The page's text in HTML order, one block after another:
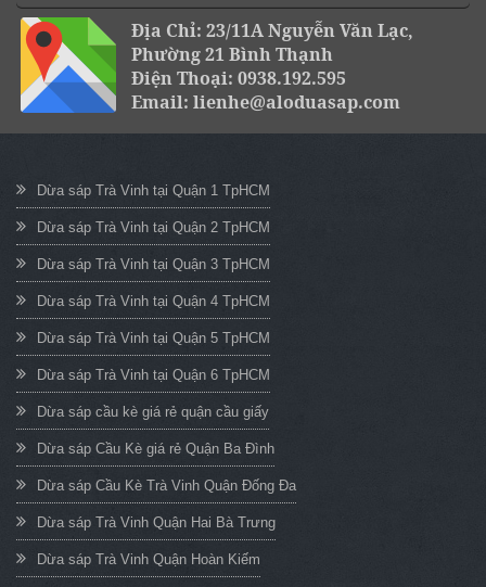
Địa Chỉ: 23/11A Nguyễn Văn Lạc,
Phường 21 Bình Thạnh
Điện Thoại: 0938.192.595
Email: lienhe@aloduasap.com
Dừa sáp Trà Vinh tại Quận 1 TpHCM
Dừa sáp Trà Vinh tại Quận 2 TpHCM
Dừa sáp Trà Vinh tại Quận 3 TpHCM
Dừa sáp Trà Vinh tại Quận 4 TpHCM
Dừa sáp Trà Vinh tại Quận 5 TpHCM
Dừa sáp Trà Vinh tại Quận 6 TpHCM
Dừa sáp cầu kè giá rẻ quận cầu giấy
Dừa sáp Cầu Kè giá rẻ Quận Ba Đình
Dừa sáp Cầu Kè Trà Vinh Quận Đống Đa
Dừa sáp Trà Vinh Quận Hai Bà Trưng
Dừa sáp Trà Vinh Quận Hoàn Kiếm